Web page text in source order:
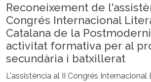
Reconeixement de
Congrés Internacional
Catalana de la
activitat formativa per al
secundària i batxillerat
L'assistència al II Congrés Internacional